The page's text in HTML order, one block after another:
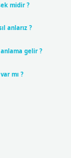
midir ?
anlarız ?
anlama gelir ?
mı ?